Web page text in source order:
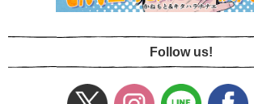
Follow us!